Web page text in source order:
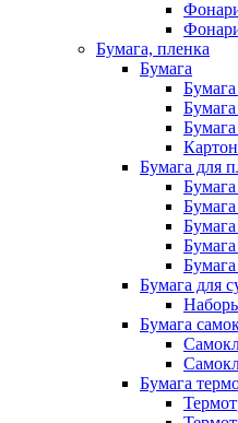
Бумага, пленка
Бумага
Бумага для
Бумага для
Бумага
Бумага